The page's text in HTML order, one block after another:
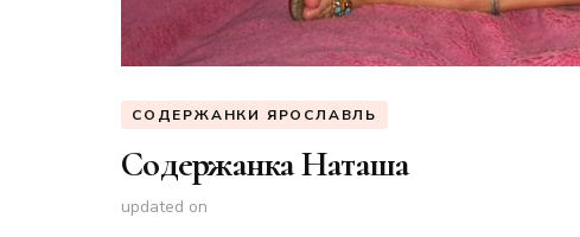
СОДЕРЖАНКИ ЯРОСЛАВЛЬ
Содержанка Наташа
updated on